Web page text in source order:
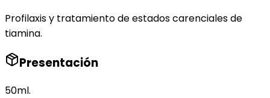
Profilaxis y tratamiento de estados carenciales de
tiamina.
Presentación
50ml.